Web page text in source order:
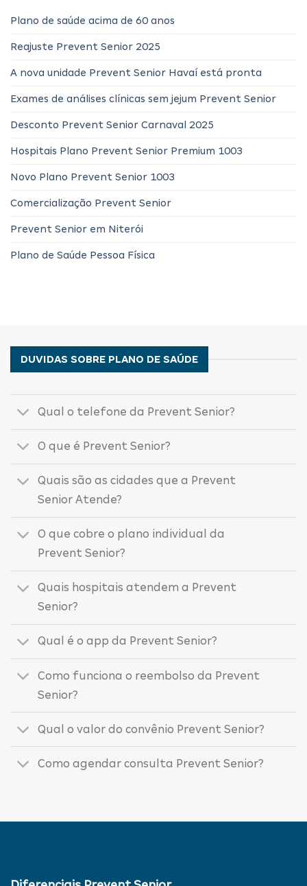
Plano de saúde acima de 60 anos
Reajuste Prevent Senior 2025
A nova unidade Prevent Senior Havaí está pronta
Exames de análises clínicas sem jejum Prevent Senior
Desconto Prevent Senior Carnaval 2025
Hospitais Plano Prevent Senior Premium 1003
Novo Plano Prevent Senior 1003
Comercialização Prevent Senior
Prevent Senior em Niterói
Plano de Saúde Pessoa Física
DUVIDAS SOBRE PLANO DE SAÚDE
Qual o telefone da Prevent Senior?
O que é Prevent Senior?
Quais são as cidades que a Prevent
Senior Atende?
O que cobre o plano individual da
Prevent Senior?
Quais hospitais atendem a Prevent
Senior?
Qual é o app da Prevent Senior?
Como funciona o reembolso da Prevent
Senior?
Qual o valor do convênio Prevent Senior?
Como agendar consulta Prevent Senior?